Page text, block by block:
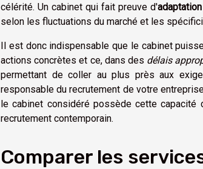
célérité. Un cabinet qui fait preuve d'
selon les fluctuations du marché et les
Il est donc indispensable que le cabinet
actions concrètes et ce, dans des délais
permettant de coller au plus près aux
responsable du recrutement de votre
le cabinet considéré possède cette capacité
recrutement contemporain.
Comparer les